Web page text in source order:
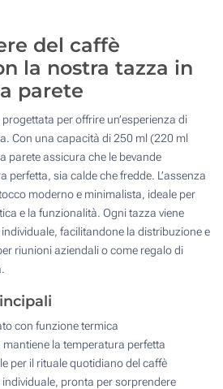
del caffè
la nostra tazza in
parete
per offrire un’esperienza di
Con una capacità di 250 ml (220 ml
parete assicura che le bevande
perfetta, sia calde che fredde. L’assenza
moderno e minimalista, ideale per
e la funzionalità. Ogni tazza viene
facilitandone la distribuzione e
riunioni aziendali o come regalo di
con funzione termica
la temperatura perfetta
per il rituale quotidiano del caffè
pronta per sorprendere